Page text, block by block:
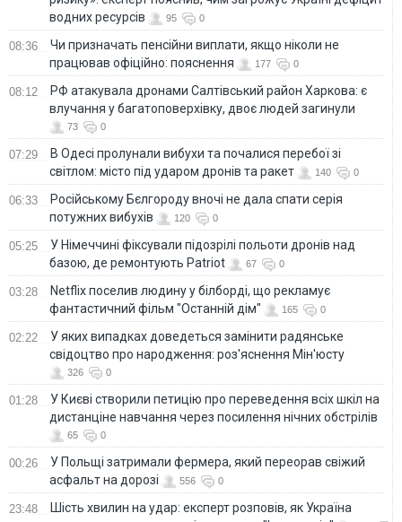
водних ресурсів
95 0
08:36
Чи призначать пенсійни виплати, якщо ніколи не
працював офіційно: пояснення
177 0
08:12
РФ атакувала дронами Салтівський район Харкова: є
влучання у багатоповерхівку, двоє людей загинули
73 0
07:29
В Одесі пролунали вибухи та почалися перебої зі
світлом: місто під ударом дронів та ракет
140 0
06:33
Російському Бєлгороду вночі не дала спати серія
потужних вибухів
120 0
05:25
У Німеччині фіксували підозрілі польоти дронів над
базою, де ремонтують Patriot
67 0
03:28
Netflix поселив людину у білборді, що рекламує
фантастичний фільм "Останній дім"
165 0
02:22
У яких випадках доведеться замінити радянське
свідоцтво про народження: роз'яснення Мін'юсту
326 0
01:28
У Києві створили петицію про переведення всіх шкіл на
дистанціне навчання через посилення нічних обстрілів
65 0
00:26
У Польщі затримали фермера, який переорав свіжий
асфальт на дорозі
556 0
23:48
Шість хвилин на удар: експерт розповів, як Україна